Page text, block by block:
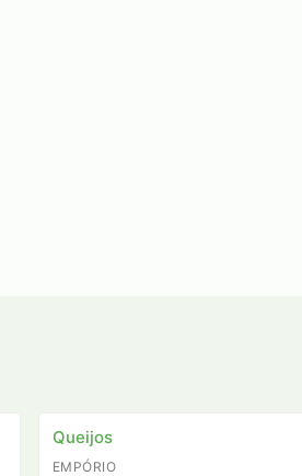
Queijos
EMPÓRIO